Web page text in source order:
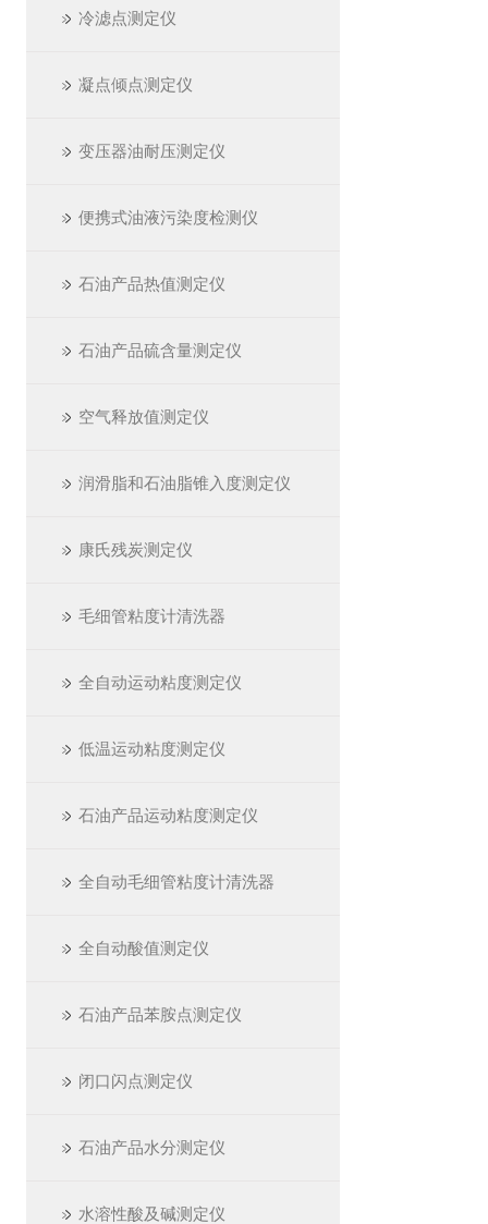
冷滤点测定仪
凝点倾点测定仪
变压器油耐压测定仪
便携式油液污染度检测仪
石油产品热值测定仪
石油产品硫含量测定仪
空气释放值测定仪
润滑脂和石油脂锥入度测定仪
康氏残炭测定仪
毛细管粘度计清洗器
全自动运动粘度测定仪
低温运动粘度测定仪
石油产品运动粘度测定仪
全自动毛细管粘度计清洗器
全自动酸值测定仪
石油产品苯胺点测定仪
闭口闪点测定仪
石油产品水分测定仪
水溶性酸及碱测定仪